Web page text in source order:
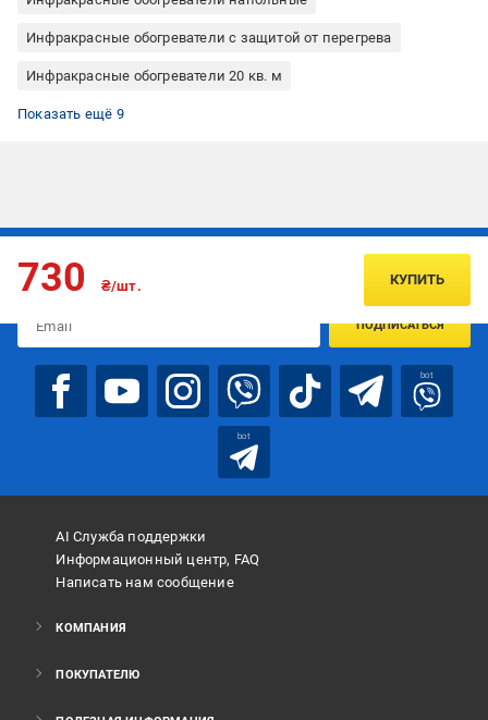
Инфракрасные обогреватели с защитой от перегрева
Инфракрасные обогреватели 20 кв. м
Инфракрасные обогреватели бытовые (для жилых
помещений)
Инфракрасные обогреватели для дома
Инфракрасные обогреватели для дачи
Инфракрасные обогреватели для дома напольные
Портативный инфракрасный обогреватель
Инфракрасные обогреватели только в помещении
Инфракрасные обогреватели с электронным термостатом
Инфракрасные обогреватели для комнаты
Инфракрасные обогреватели до 2,5 кВт
Показать ещё 9
730 ₴/шт. КУПИТЬ
Подписывайтесь, чтобы узнавать первым об акцияx и
ПОДПИСАТЬСЯ
bot
bot
AI Служба поддержки
Информационный центр, FAQ
Написать нам сообщение
КОМПАНИЯ
ПОКУПАТЕЛЮ